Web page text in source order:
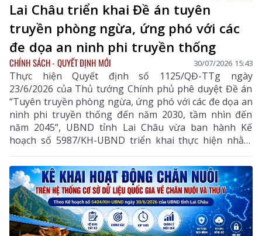
Lai Châu triển khai Đề án tuyên
truyền phòng ngừa, ứng phó với các
đe dọa an ninh phi truyền thống
CHÍNH SÁCH - QUYẾT ĐỊNH MỚI 30/07/2026 15:43
Thực hiện Quyết định số 1125/QĐ-TTg ngày
23/6/2026 của Thủ tướng Chính phủ phê duyệt Đề án
“Tuyên truyền phòng ngừa, ứng phó với các đe dọa an
ninh phi truyền thống đến năm 2030, tầm nhìn đến
năm 2045”, UBND tỉnh Lai Châu vừa ban hành Kế
hoạch số 5987/KH-UBND triển khai thực hiện nhằm
nâng cao nhận thức, năng lực phòng ngừa, ứng phó
với các mối đe dọa an ninh phi truyền thống trên địa
bàn tỉnh.